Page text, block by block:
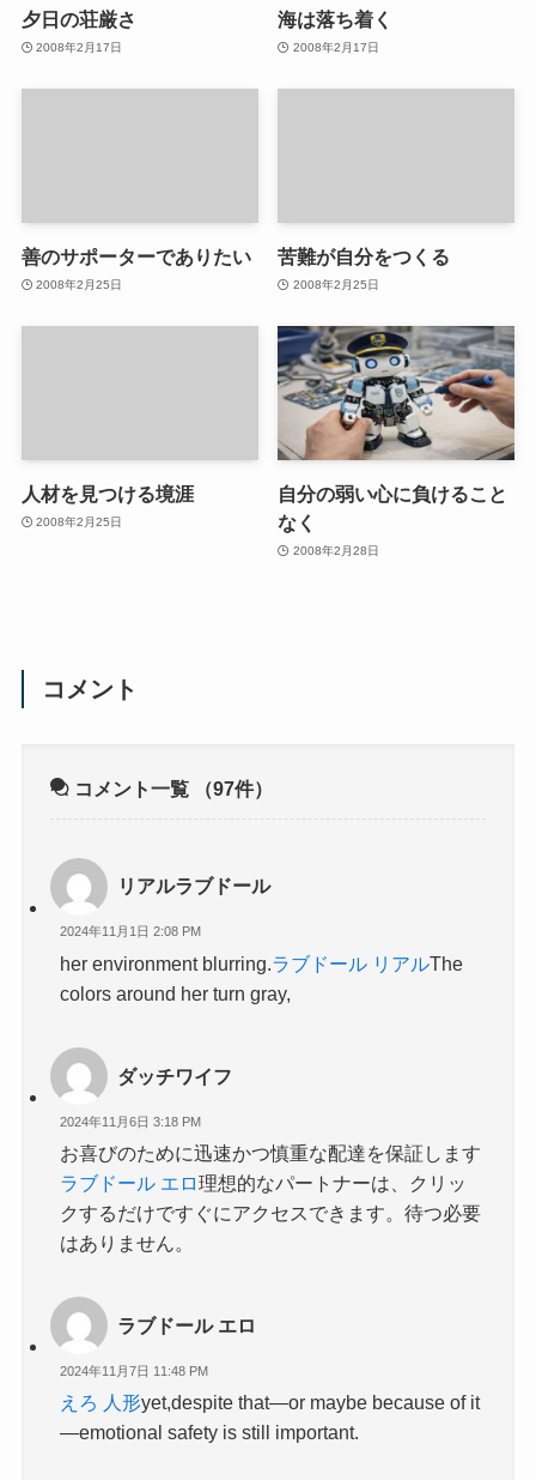
夕日の荘厳さ
2008年2月17日
海は落ち着く
2008年2月17日
善のサポーターでありたい
2008年2月25日
苦難が自分をつくる
2008年2月25日
人材を見つける境涯
2008年2月25日
自分の弱い心に負けること
なく
2008年2月28日
コメント
コメント一覧 （97件）
リアルラブドール
2024年11月1日 2:08 PM
her environment blurring.ラブドール リアルThe
colors around her turn gray,
ダッチワイフ
2024年11月6日 3:18 PM
お喜びのために迅速かつ慎重な配達を保証します
ラブドール エロ理想的なパートナーは、クリッ
クするだけですぐにアクセスできます。待つ必要
はありません。
ラブドール エロ
2024年11月7日 11:48 PM
えろ 人形yet,despite that—or maybe because of it
—emotional safety is still important.